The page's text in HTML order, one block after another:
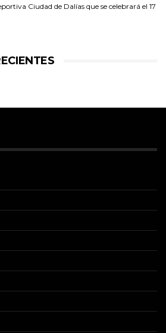
Ciudad de Dalías que se celebrará el 17